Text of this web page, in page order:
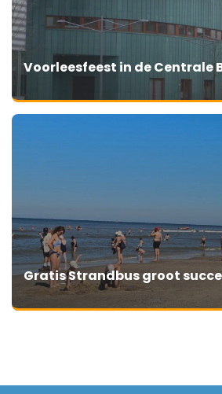
Voorleesfeest in de Centrale
Gratis Strandbus groot